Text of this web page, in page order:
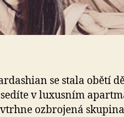
se stala obětí
v luxusním
ozbrojená